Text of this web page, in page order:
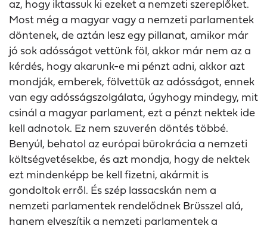
az, hogy iktassuk ki ezeket a nemzeti szereplőket.
Most még a magyar vagy a nemzeti parlamentek
döntenek, de aztán lesz egy pillanat, amikor már
jó sok adósságot vettünk föl, akkor már nem az a
kérdés, hogy akarunk-e mi pénzt adni, akkor azt
mondják, emberek, fölvettük az adósságot, ennek
van egy adósságszolgálata, úgyhogy mindegy, mit
csinál a magyar parlament, ezt a pénzt nektek ide
kell adnotok. Ez nem szuverén döntés többé.
Benyúl, behatol az európai bürokrácia a nemzeti
költségvetésekbe, és azt mondja, hogy de nektek
ezt mindenképp be kell fizetni, akármit is
gondoltok erről. És szép lassacskán nem a
nemzeti parlamentek rendelődnek Brüsszel alá,
hanem elveszítik a nemzeti parlamentek a